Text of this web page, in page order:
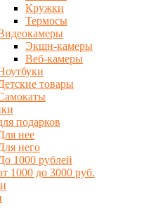
Кружки
Термосы
Экшн-камеры
Веб-камеры
товары
подарков
нее
него
1000 рублей
1000 до 3000 руб.